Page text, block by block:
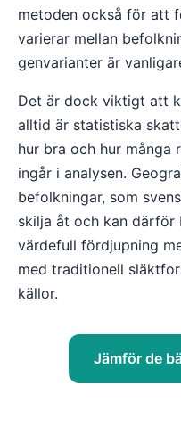
metoden också för att
varierar mellan
genvarianter är
Det är dock viktigt att
alltid är statistiska
hur bra och hur många
ingår i analysen.
befolkningar, som
skilja åt och kan därför
värdefull fördjupning
med traditionell
källor.
Jämför de